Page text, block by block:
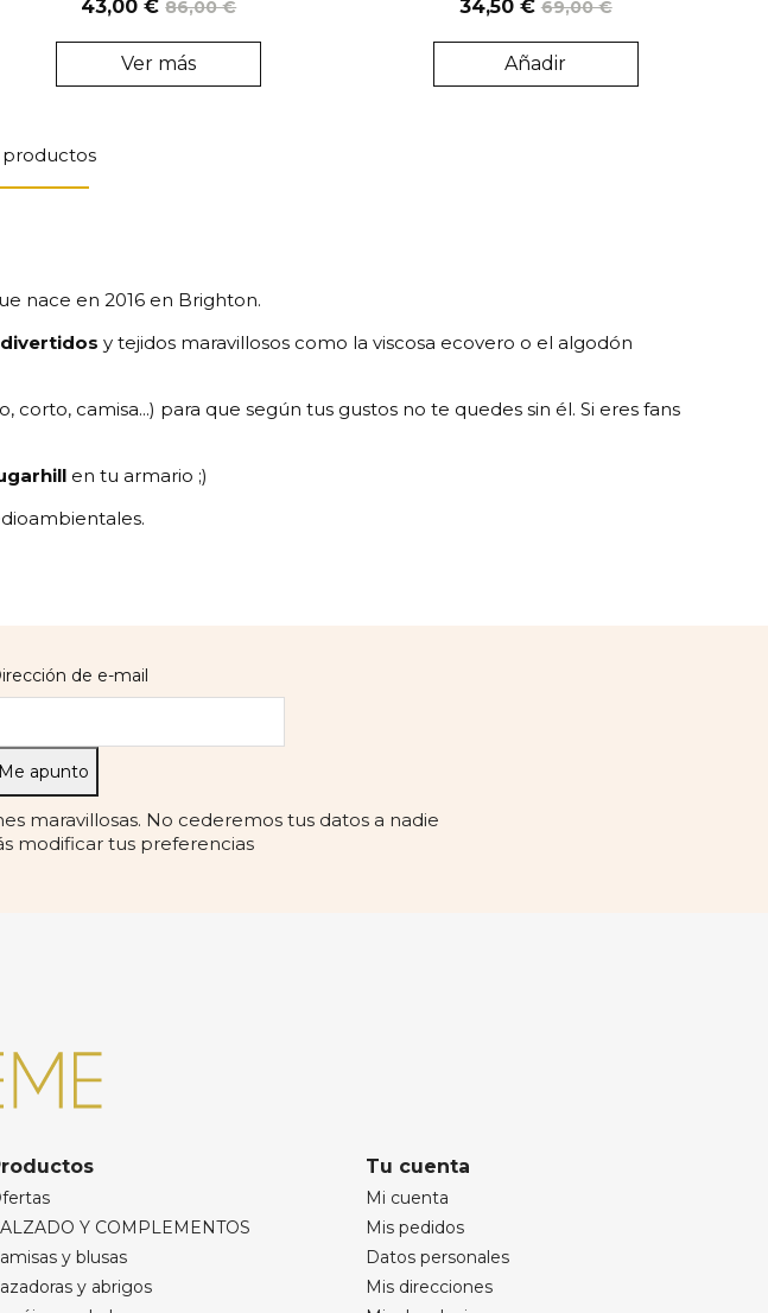
43,00 € 86,00 €
Ver más
34,50 € 69,00 €
Añadir
productos
nace en 2016 en Brighton.
divertidos y tejidos maravillosos como la viscosa ecovero o el algodón
camisa...) para que según tus gustos no te quedes sin él. Si eres fans
en tu armario ;)
de e-mail
maravillosas. No cederemos tus datos a nadie
modificar tus preferencias
Y COMPLEMENTOS
y blusas
y abrigos
Tu cuenta
Mi cuenta
Mis pedidos
Datos personales
Mis direcciones